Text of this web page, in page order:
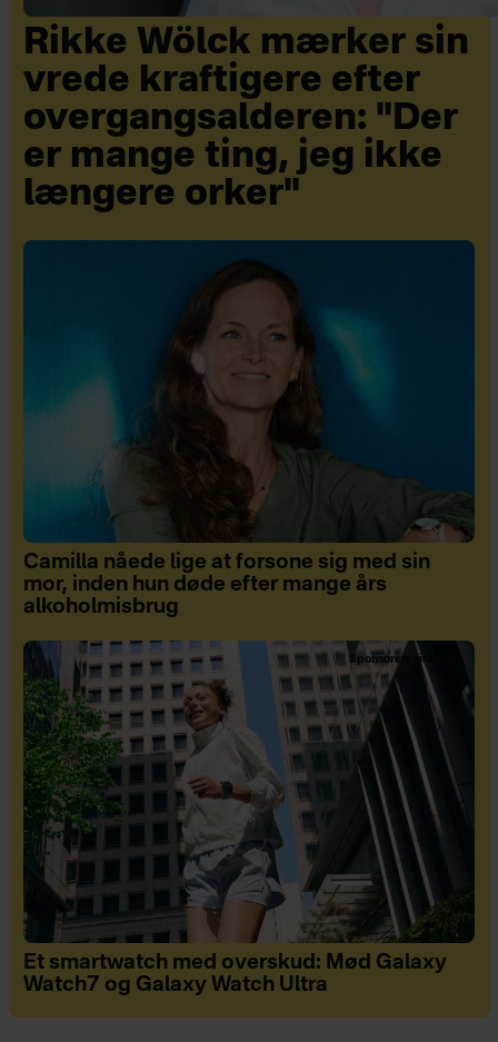
Rikke Wölck mærker sin
vrede kraftigere efter
overgangsalderen: "Der
er mange ting, jeg ikke
længere orker"
Camilla nåede lige at forsone sig med sin
mor, inden hun døde efter mange års
alkoholmisbrug
Sponsoreret indhold
Et smartwatch med overskud: Mød Galaxy
Watch7 og Galaxy Watch Ultra